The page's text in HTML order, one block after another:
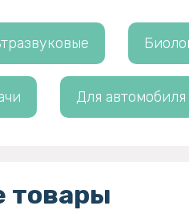
Для автомобиля
товары